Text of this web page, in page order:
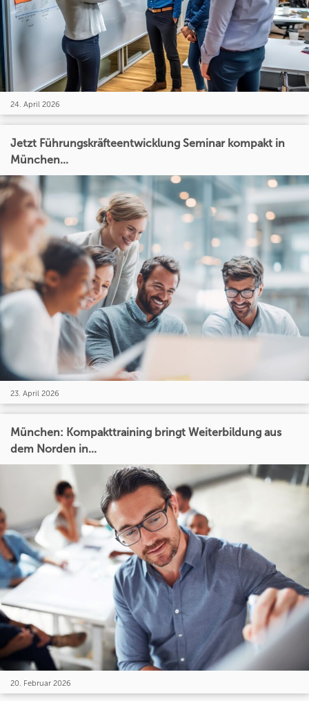
24. April 2026
Jetzt Führungskräfteentwicklung Seminar kompakt in
München...
23. April 2026
München: Kompakttraining bringt Weiterbildung aus
dem Norden in...
20. Februar 2026